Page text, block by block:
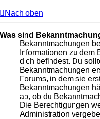
Nach oben
Was sind
Bekanntmachungen
Informationen zu dem
dich befindest. Du
Bekanntmachungen
Forums, in dem sie
Bekanntmachungen
ab, ob du
Die Berechtigungen
Administration